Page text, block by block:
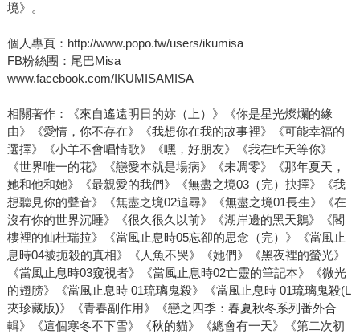
境》。
個人專頁：http://www.popo.tw/users/ikumisa
FB粉絲團：尾巴Misa
www.facebook.com/IKUMISAMISA
相關著作：《來自遙遠明日的妳（上）》《你是星光燦爛的緣
由》《愛情，你不存在》《我想你在我的故事裡》《可能幸福的
選擇》《小羊不會唱情歌》《嘿，好朋友》《我在昨天等你》
《世界唯一的花》《戀愛本就是場病》《未凋零》《那年夏天，
她和他和她》《最親愛的我們》《無盡之境03（完）抉擇》《我
想聽見你的聲音》《無盡之境02追尋》《無盡之境01長生》《在
沒有你的世界沉睡》《很久很久以前》《湖岸邊的黑天鵝》《閣
樓裡的仙杜瑞拉》《當風止息時05忘卻的思念（完）》《當風止
息時04被扼殺的真相》《人魚不哭》《她們》《黑夜裡的螢光》
《當風止息時03窺視者》《當風止息時02亡靈的筆記本》《微光
的翅膀》《當風止息時 01琉璃鬼殺》《當風止息時 01琉璃鬼殺(L
夾珍藏版)》《青春副作用》《戀之四季：春夏秋冬系列番外合
輯》《這個寒冬不下雪》《秋的貓》《總會有一天》《第二次初